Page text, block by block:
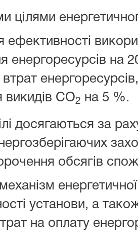
цілями
ефективності
енергоресурсів на
втрат
викидів СО2 на 5 %.
досягаються за
обсягів
установи, а
на оплату